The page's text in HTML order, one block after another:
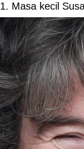
1. Masa kecil